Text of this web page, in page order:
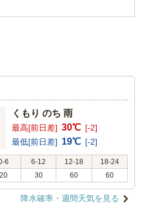
くもり のち 雨
最高[前日差] 30℃ [-2]
最低[前日差] 19℃ [-2]
6 6-12 12-18
18-24
20 30 60 60
降水確率・週間天気を見る